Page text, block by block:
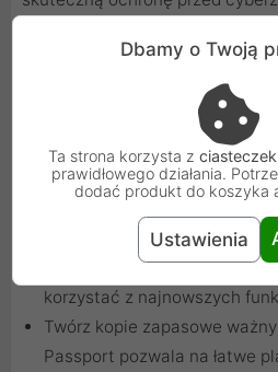
Praktyczne porady
Regularnie aktualizuj
korzystać z najnowszych
Twórz kopie zapasowe
Passport pozwala na łatwe
Dbamy o Twoją
Ta strona korzysta z ciasteczek
prawidłowego działania.
dodać produkt do koszyka
Ustawienia